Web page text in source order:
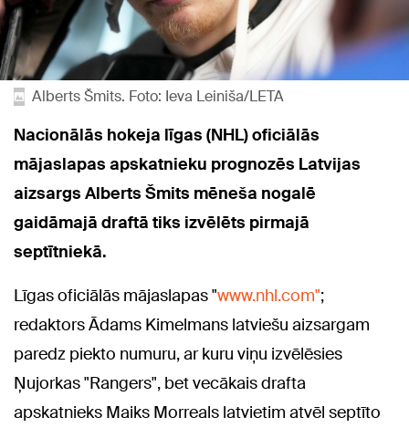
Alberts Šmits. Foto: Ieva Leiniša/LETA
Nacionālās hokeja līgas (NHL) oficiālās
mājaslapas apskatnieku prognozēs Latvijas
aizsargs Alberts Šmits mēneša nogalē
gaidāmajā draftā tiks izvēlēts pirmajā
septītniekā.
Līgas oficiālās mājaslapas "www.nhl.com";
redaktors Ādams Kimelmans latviešu aizsargam
paredz piekto numuru, ar kuru viņu izvēlēsies
Ņujorkas "Rangers", bet vecākais drafta
apskatnieks Maiks Morreals latvietim atvēl septīto